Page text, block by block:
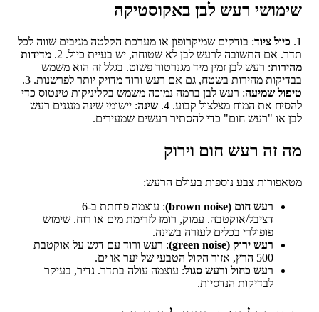
רעש לבן באקוסטיקה
כיול ציוד: בודקים שמיקרופון או מערכת הקלטה מגיבים שווה לכל
אם התשובה לרעש לבן לא שטוחה, יש בעיית כיול. 2.
מדידות
: רעש לבן זמין מיד מגנרטור פשוט. בגלל זה הוא משמש
מהירות בשטח, גם אם רעש ורוד מדויק יותר לפרשנות. 3.
שמיעה: רעש לבן ברמה נמוכה משמש בקליניקות טינטוס כדי
את המוח מצלצול קבוע. 4.
שינה: יישומי שינה מנגנים רעש
או "רעש חום" כדי להסתיר רעשים שמעירים.
זה רעש חום וירוק
צבע נוספות בעולם הרעש:
רעש חום (brown noise)
: עוצמה פוחתת ב-6
דציבל/אוקטבה. עמוק, רומז לזרימת מים או רוח. שימוש
פופולרי בכלים לעזרה בשינה.
רעש ירוק (green noise)
: רעש ורוד עם דגש על אוקטבת
רעש כחול ורעש סגול: עוצמה עולה בתדר. נדיר, בעיקר
לבדיקות הנדסיות.